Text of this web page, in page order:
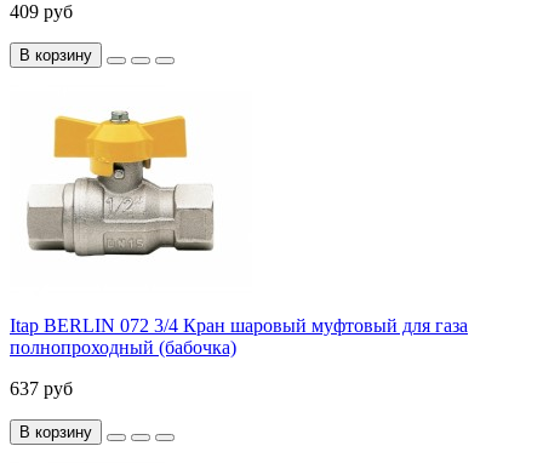
409 руб
В корзину
Itap BERLIN 072 3/4 Кран шаровый муфтовый для газа
полнопроходный (бабочка)
637 руб
В корзину